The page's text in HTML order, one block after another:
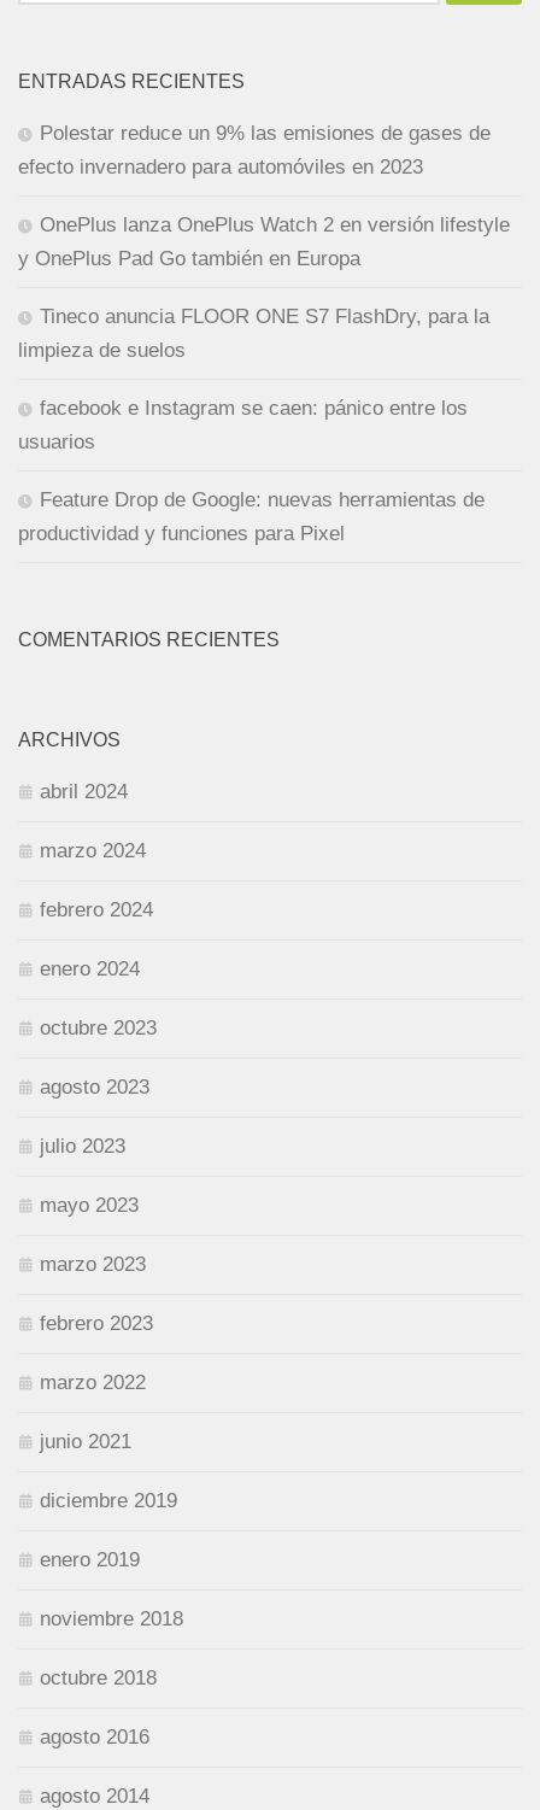
ENTRADAS RECIENTES
Polestar reduce un 9% las emisiones de gases de
efecto invernadero para automóviles en 2023
OnePlus lanza OnePlus Watch 2 en versión lifestyle
y OnePlus Pad Go también en Europa
Tineco anuncia FLOOR ONE S7 FlashDry, para la
limpieza de suelos
facebook e Instagram se caen: pánico entre los
usuarios
Feature Drop de Google: nuevas herramientas de
productividad y funciones para Pixel
COMENTARIOS RECIENTES
ARCHIVOS
abril 2024
marzo 2024
febrero 2024
enero 2024
octubre 2023
agosto 2023
julio 2023
mayo 2023
marzo 2023
febrero 2023
marzo 2022
junio 2021
diciembre 2019
enero 2019
noviembre 2018
octubre 2018
agosto 2016
agosto 2014